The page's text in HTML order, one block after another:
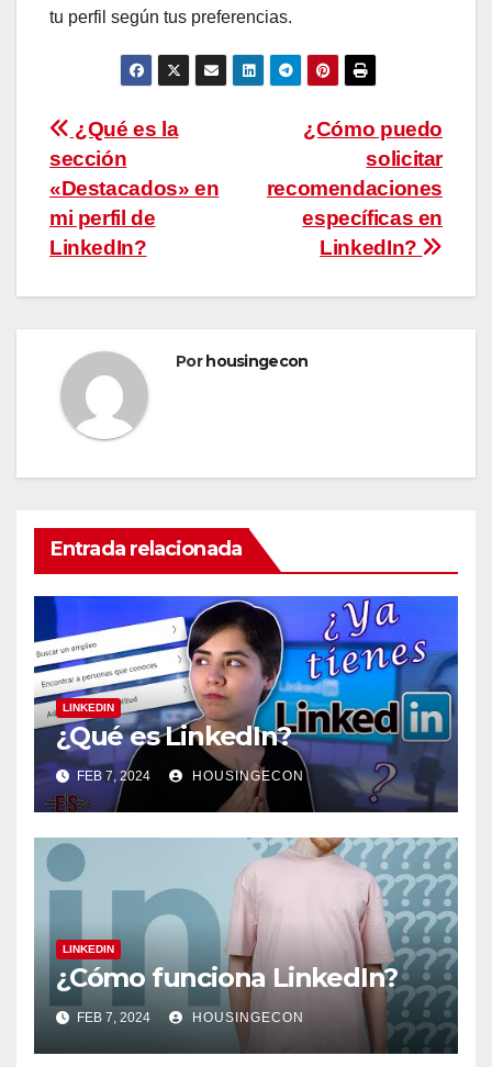
tu perfil según tus preferencias.
Navegación
de
entradas
¿Cómo puedo
solicitar
recomendaciones
específicas en
LinkedIn?
¿Qué es la
sección
«Destacados» en
mi perfil de
LinkedIn?
Porhousingecon
Entrada relacionada
LINKEDIN
¿Qué es LinkedIn?
FEB 7, 2024 HOUSINGECON
LINKEDIN
¿Cómo funciona LinkedIn?
FEB 7, 2024 HOUSINGECON